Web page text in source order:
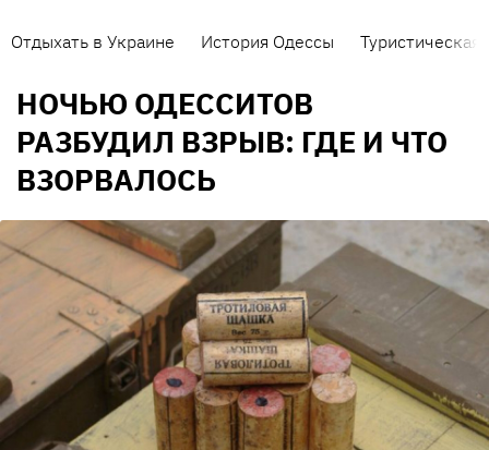
Отдыхать в Украине История Одессы Туристическая
НОЧЬЮ ОДЕССИТОВ
РАЗБУДИЛ ВЗРЫВ: ГДЕ И ЧТО
ВЗОРВАЛОСЬ